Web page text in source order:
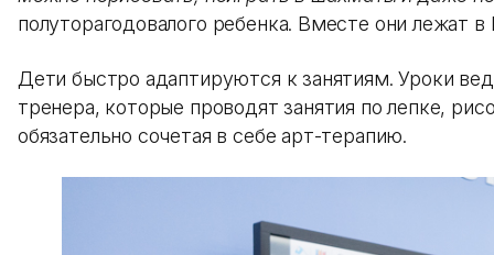
полуторагодовалого ребенка. Вместе они лежат
Дети быстро адаптируются к занятиям. Уроки
тренера, которые проводят занятия по лепке,
обязательно сочетая в себе арт-терапию.